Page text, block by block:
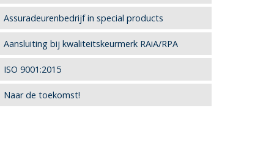
Assuradeurenbedrijf in special products
Aansluiting bij kwaliteitskeurmerk RAiA/RPA
ISO 9001:2015
Naar de toekomst!